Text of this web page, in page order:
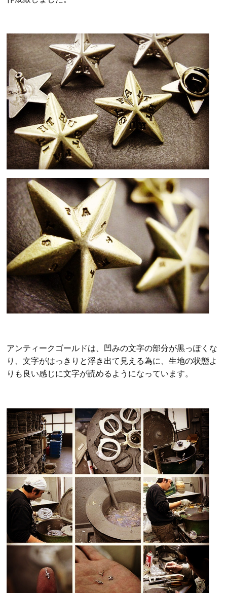
アンティークゴールドは、凹みの文字の部分が黒っぽくな
り、文字がはっきりと浮き出て見える為に、生地の状態よ
りも良い感じに文字が読めるようになっています。